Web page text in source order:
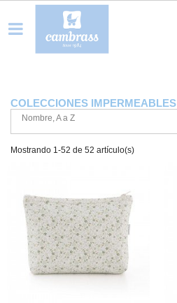
COLECCIONES IMPERMEABLES
Nombre, A a Z
Mostrando 1-52 de 52 artículo(s)